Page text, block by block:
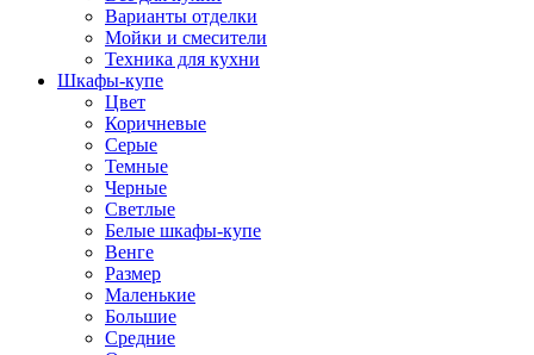
Варианты отделки
Мойки и смесители
Техника для кухни
Шкафы-купе
Цвет
Коричневые
Серые
Темные
Черные
Светлые
Белые шкафы-купе
Венге
Размер
Маленькие
Большие
Средние